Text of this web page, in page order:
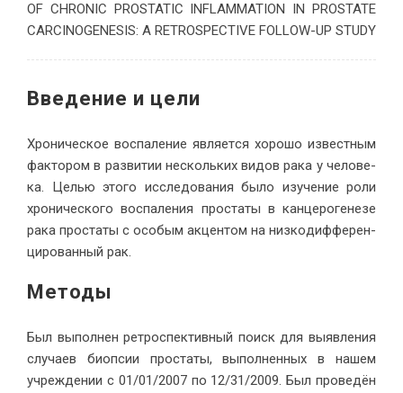
OF CHRONIC PROSTATIC INFLAMMATION IN PROSTATE
CARCINOGENESIS: A RETROSPECTIVE FOLLOW-UP STUDY
Вве­де­ние и цели
Хро­ни­че­ское вос­па­ле­ние яв­ля­ет­ся хо­ро­шо из­вест­ным
фак­то­ром в раз­ви­тии несколь­ких ви­дов ра­ка у че­ло­ве­
ка. Це­лью это­го ис­сле­до­ва­ния бы­ло изу­че­ние ро­ли
хро­ни­че­ско­го вос­па­ле­ния про­ста­ты в кан­це­ро­ге­не­зе
ра­ка про­ста­ты с осо­бым ак­цен­том на низ­ко­диф­фе­рен­
ци­ро­ван­ный рак.
Методы
Был вы­пол­нен ре­тро­спек­тив­ный по­иск для вы­яв­ле­ния
слу­ча­ев биоп­сии про­ста­ты, вы­пол­нен­ных в на­шем
учре­жде­нии с 01/01/2007 по 12/31/2009. Был про­ве­дён